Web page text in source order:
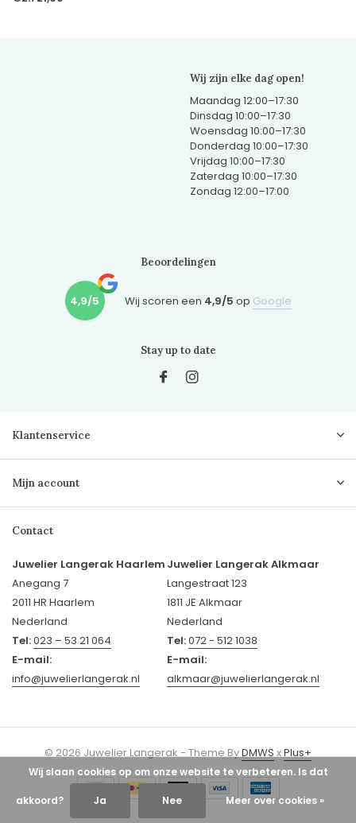
Wij zijn elke dag open!
Maandag 12:00–17:30
Dinsdag 10:00–17:30
Woensdag 10:00–17:30
Donderdag 10:00–17:30
Vrijdag 10:00–17:30
Zaterdag 10:00–17:30
Zondag 12:00–17:00
Beoordelingen
4,9/5 Wij scoren een 4,9/5 op Google
Stay up to date
Klantenservice
Mijn account
Contact
Juwelier Langerak Haarlem
Anegang 7
2011 HR Haarlem
Nederland
Tel:023 – 53 21 064
E-mail:
info@juwelierlangerak.nl
Juwelier Langerak Alkmaar
Langestraat 123
1811 JE Alkmaar
Nederland
Tel:072 - 512 1038
E-mail:
alkmaar@juwelierlangerak.nl
© 2026 Juwelier Langerak - Theme ByDMWSxPlus+
Wij slaan cookies op om onze website te verbeteren. Is dat
akkoord? Ja Nee Meer over cookies »